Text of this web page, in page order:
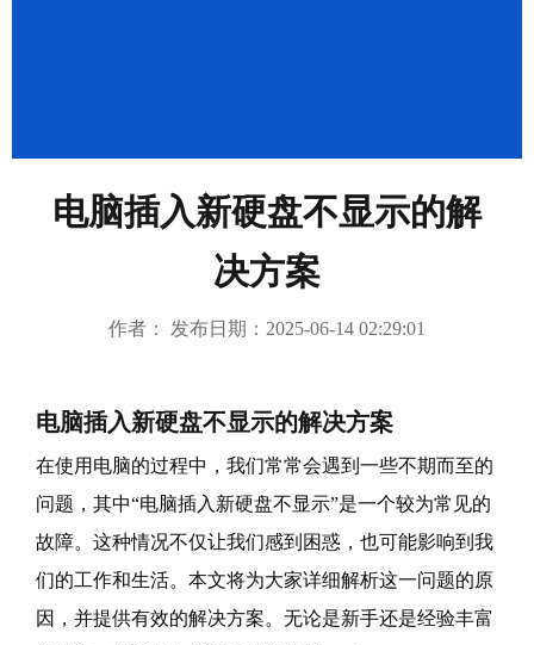
电脑插入新硬盘不显示的解
决方案
作者： 发布日期：2025-06-14 02:29:01
电脑插入新硬盘不显示的解决方案
在使用电脑的过程中，我们常常会遇到一些不期而至的
问题，其中“电脑插入新硬盘不显示”是一个较为常见的
故障。这种情况不仅让我们感到困惑，也可能影响到我
们的工作和生活。本文将为大家详细解析这一问题的原
因，并提供有效的解决方案。无论是新手还是经验丰富